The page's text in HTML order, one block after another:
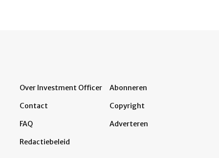
Over Investment Officer
Contact
FAQ
Redactiebeleid
Abonneren
Copyright
Adverteren